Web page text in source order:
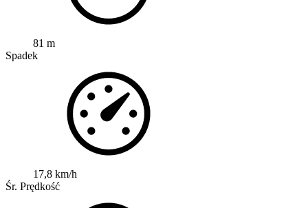
81 m
Spadek
17,8 km/h
Śr. Prędkość